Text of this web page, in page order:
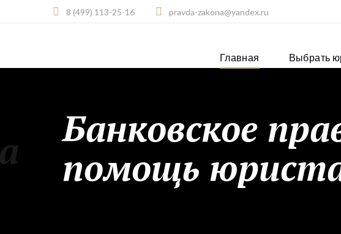
8 (499) 113-25-16 pravda-zakona@yandex.ru
Главная Выбрать
Банковское
помощь